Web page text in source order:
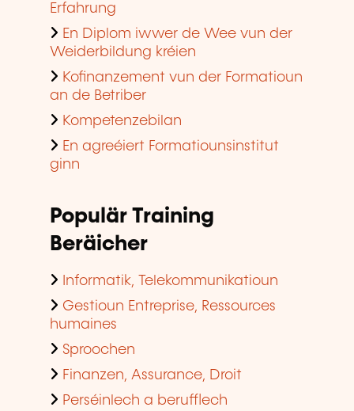
Erfahrung
En Diplom iwwer de Wee vun der
Weiderbildung kréien
Kofinanzement vun der Formatioun
an de Betriber
Kompetenzebilan
En agreéiert Formatiounsinstitut
ginn
Populär Training
Beräicher
Informatik, Telekommunikatioun
Gestioun Entreprise, Ressources
humaines
Sproochen
Finanzen, Assurance, Droit
Perséinlech a berufflech